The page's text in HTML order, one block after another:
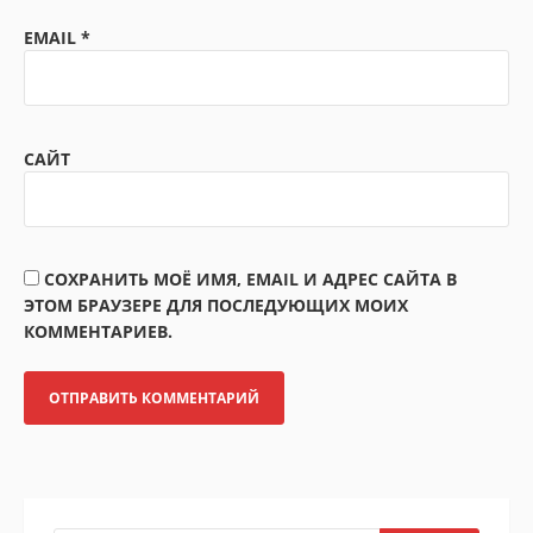
EMAIL *
САЙТ
СОХРАНИТЬ МОЁ ИМЯ, EMAIL И АДРЕС САЙТА В
ЭТОМ БРАУЗЕРЕ ДЛЯ ПОСЛЕДУЮЩИХ МОИХ
КОММЕНТАРИЕВ.